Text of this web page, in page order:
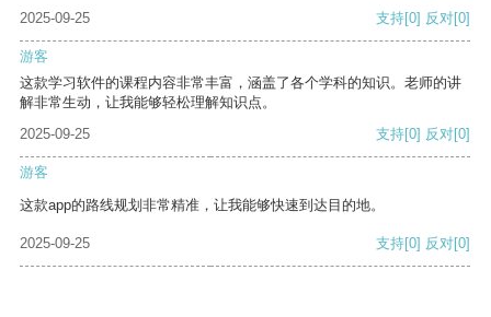
2025-09-25 支持[0] 反对[0]
游客
这款学习软件的课程内容非常丰富，涵盖了各个学科的知识。老师的讲
解非常生动，让我能够轻松理解知识点。
2025-09-25
支持[0] 反对[0]
游客
这款app的路线规划非常精准，让我能够快速到达目的地。
2025-09-25 支持[0] 反对[0]